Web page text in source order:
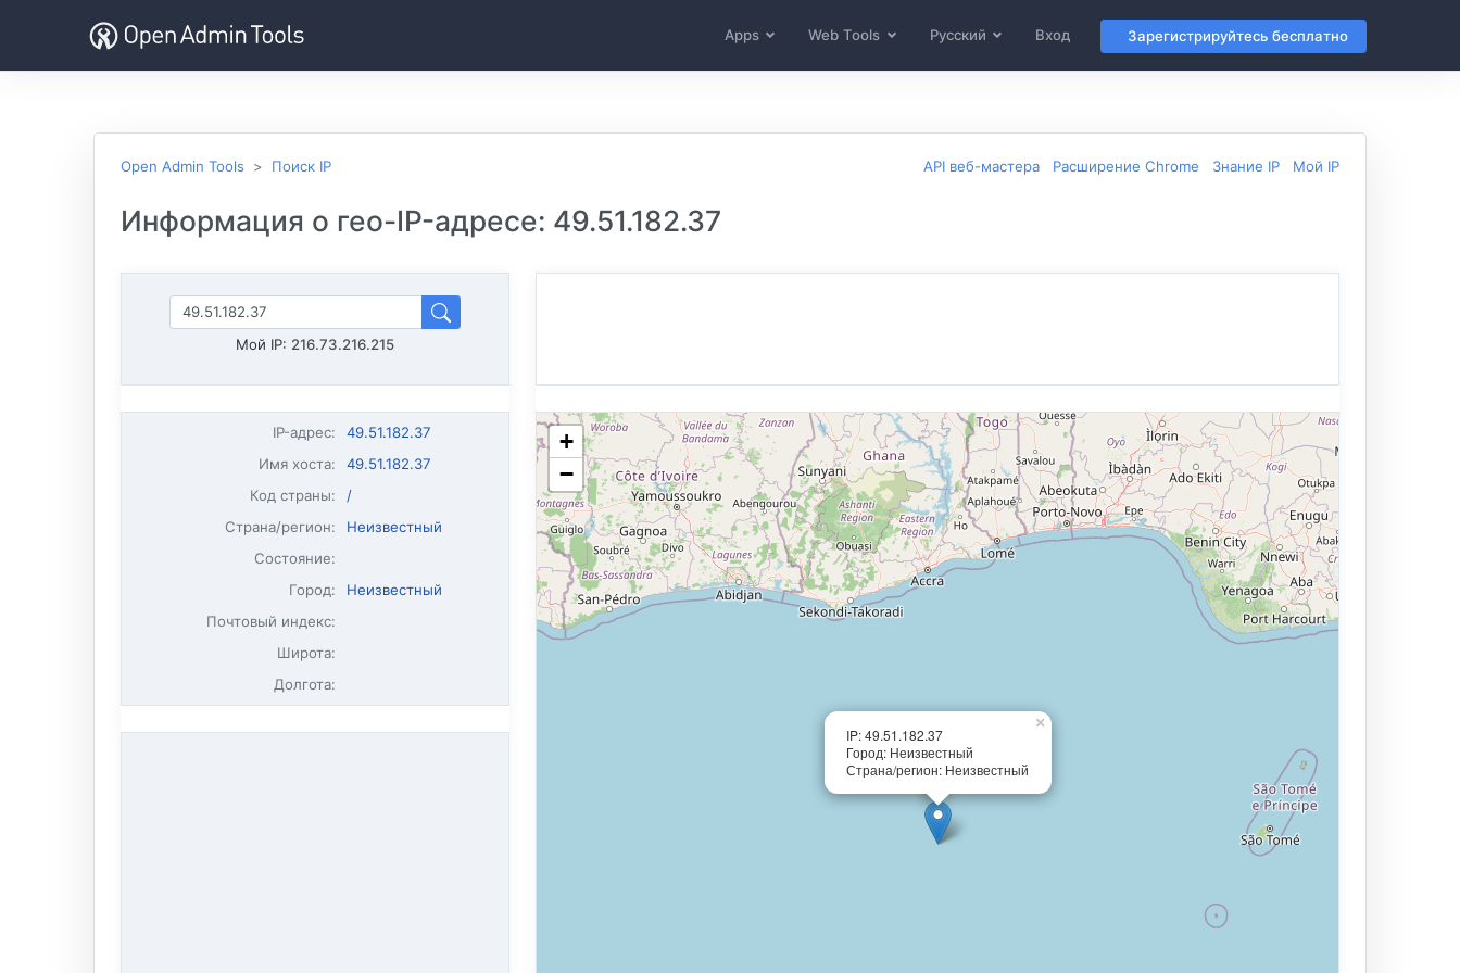
Apps Web Tools Русский Вход Зарегистрируйтесь бесплатно
Open Admin Tools Поиск IP API веб-мастера Расширение Chrome Знание IP Мой IP
Информация о гео-IP-адресе: 49.51.182.37
Мой IP: 216.73.216.215
IP-адрес:
49.51.182.37
Имя хоста:
49.51.182.37
Код страны:
/
Страна/регион:
Неизвестный
Состояние:
Город:
Неизвестный
Почтовый индекс:
Широта:
Долгота:
IP: 49.51.182.37
Город: Неизвестный
Страна/регион: Неизвестный
×
+
−